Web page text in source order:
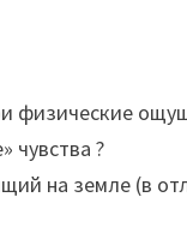
физические
чувства ?
на земле (в